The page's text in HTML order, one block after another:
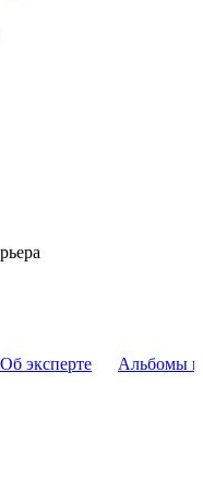
Об эксперте Альбомы